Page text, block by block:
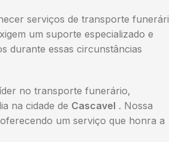
serviços de transporte
um suporte especializado e
durante essas circunstâncias
no transporte funerário,
na cidade de Cascavel . Nossa
um serviço que honra a